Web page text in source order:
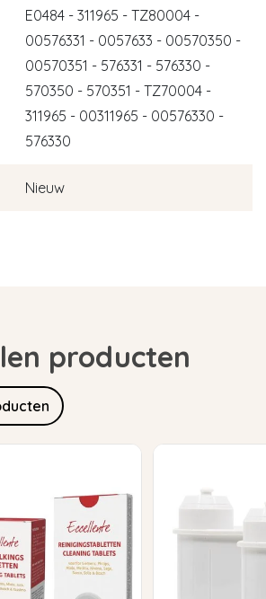
E0484 - 311965 - TZ80004 -
00576331 - 0057633 - 00570350 -
00570351 - 576331 - 576330 -
570350 - 570351 - TZ70004 -
311965 - 00311965 - 00576330 -
576330
Nieuw
producten